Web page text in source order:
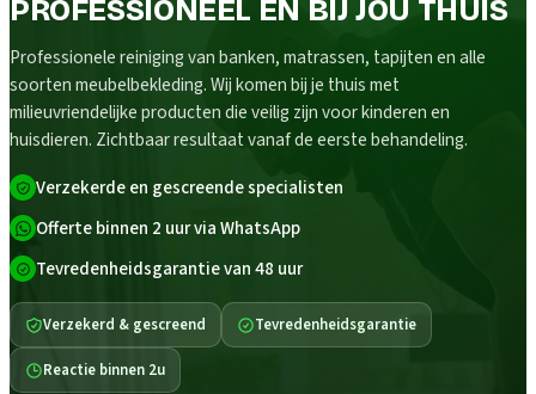
PROFESSIONEEL EN BIJ JOU THUIS
Professionele reiniging van banken, matrassen, tapijten en alle
soorten meubelbekleding. Wij komen bij je thuis met
milieuvriendelijke producten die veilig zijn voor kinderen en
huisdieren. Zichtbaar resultaat vanaf de eerste behandeling.
Verzekerde en gescreende specialisten
Offerte binnen 2 uur via WhatsApp
Tevredenheidsgarantie van 48 uur
Verzekerd & gescreend Tevredenheidsgarantie
Reactie binnen 2u